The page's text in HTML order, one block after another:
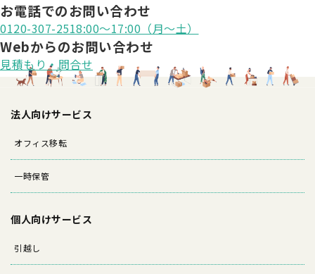
お電話でのお問い合わせ
0120-307-2518:00〜17:00（月〜土）
Webからのお問い合わせ
見積もり・問合せ
法人向けサービス
オフィス移転
一時保管
個人向けサービス
引越し